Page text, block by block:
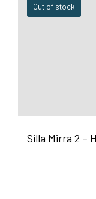
Out of stock
Silla Mirra 2 –